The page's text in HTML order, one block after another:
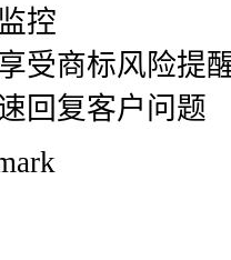
控
受商标风险提
回复客户问题